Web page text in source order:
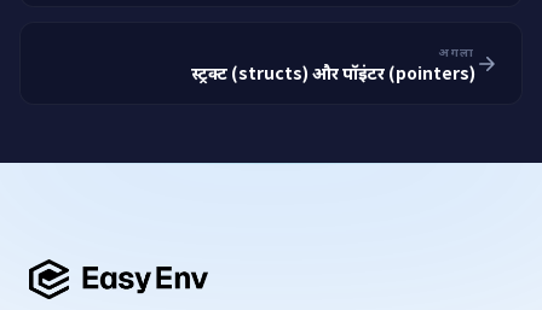
अगला
स्ट्रक्ट (structs) और पॉइंटर (pointers)